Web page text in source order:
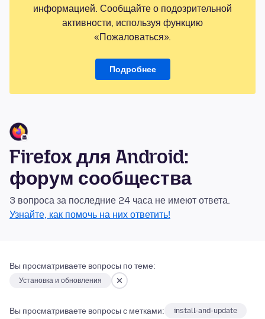
информацией. Сообщайте о подозрительной
активности, используя функцию
«Пожаловаться».
Подробнее
Firefox для Android:
форум сообщества
3 вопроса за последние 24 часа не имеют ответа.
Узнайте, как помочь на них ответить!
Вы просматриваете вопросы по теме:
Установка и обновления
Вы просматриваете вопросы с метками: install-and-update